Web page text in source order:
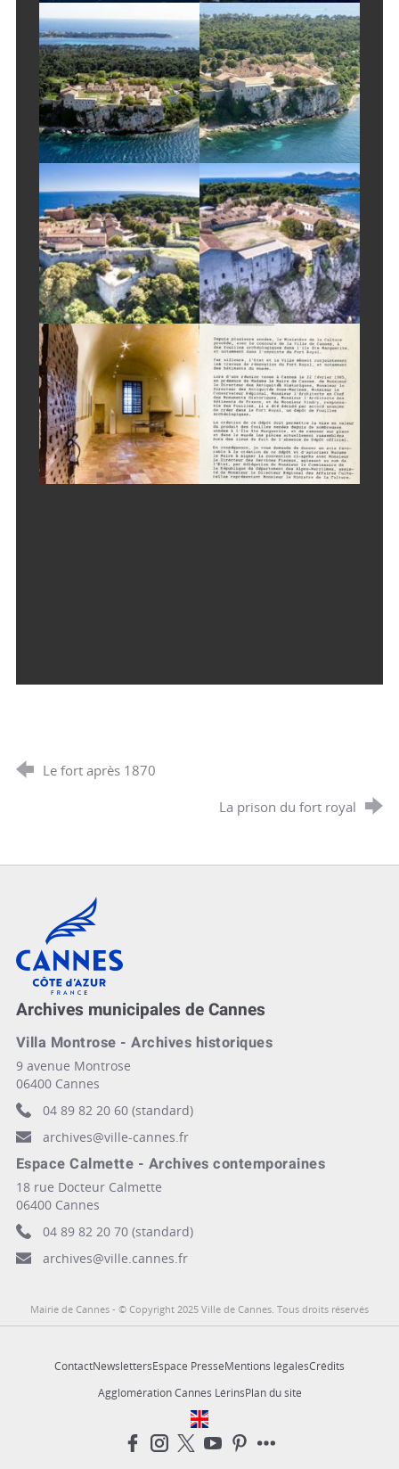
Le fort après 1870
La prison du fort royal
Cannes, Côte d'Azur, France
Archives municipales de Cannes
Villa Montrose - Archives historiques
9 avenue Montrose
06400 Cannes
04 89 82 20 60 (standard)
archives@ville-cannes.fr
Espace Calmette - Archives contemporaines
18 rue Docteur Calmette
06400 Cannes
04 89 82 20 70 (standard)
archives@ville.cannes.fr
Mairie de Cannes - © Copyright 2025 Ville de Cannes. Tous droits réservés
ContactNewslettersEspace PresseMentions légalesCrédits
Agglomération Cannes LérinsPlan du site